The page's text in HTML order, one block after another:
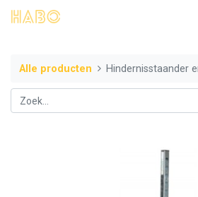
Alle producten Hindernisstaander